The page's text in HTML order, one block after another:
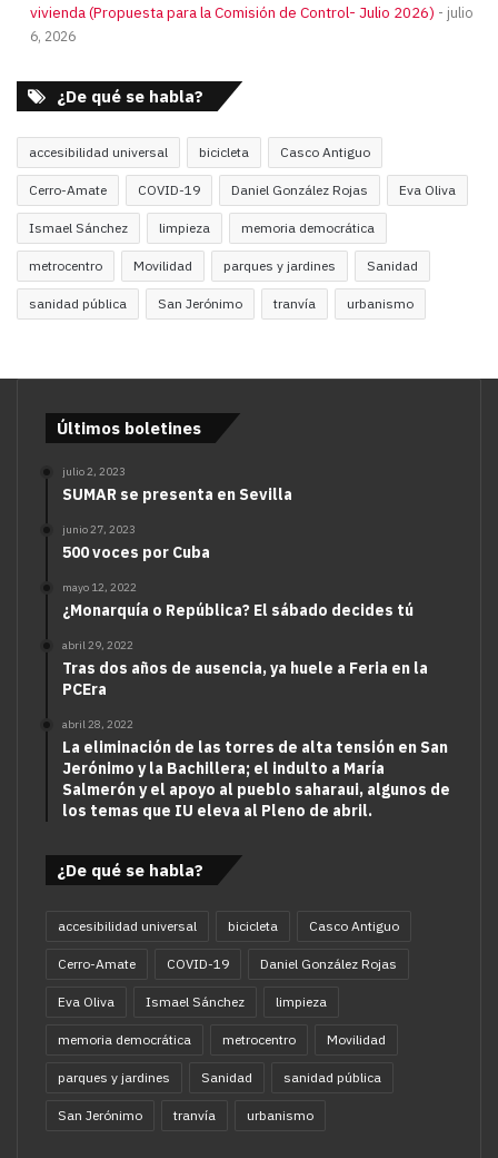
vivienda (Propuesta para la Comisión de Control- Julio 2026)
julio
6, 2026
¿De qué se habla?
accesibilidad universal bicicleta Casco Antiguo
Cerro-Amate COVID-19 Daniel González Rojas Eva Oliva
Ismael Sánchez limpieza memoria democrática
metrocentro Movilidad parques y jardines Sanidad
sanidad pública San Jerónimo tranvía urbanismo
Últimos boletines
julio 2, 2023
SUMAR se presenta en Sevilla
junio 27, 2023
500 voces por Cuba
mayo 12, 2022
¿Monarquía o República? El sábado decides tú
abril 29, 2022
Tras dos años de ausencia, ya huele a Feria en la
PCEra
abril 28, 2022
La eliminación de las torres de alta tensión en San
Jerónimo y la Bachillera; el indulto a María
Salmerón y el apoyo al pueblo saharaui, algunos de
los temas que IU eleva al Pleno de abril.
¿De qué se habla?
accesibilidad universal bicicleta Casco Antiguo
Cerro-Amate COVID-19 Daniel González Rojas
Eva Oliva Ismael Sánchez limpieza
memoria democrática metrocentro Movilidad
parques y jardines Sanidad sanidad pública
San Jerónimo tranvía urbanismo